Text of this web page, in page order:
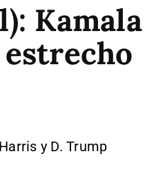
Kamala
y D. Trump